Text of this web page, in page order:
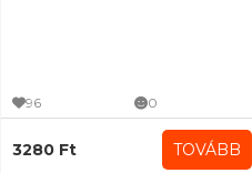
96 0
3280 Ft TOVÁBB